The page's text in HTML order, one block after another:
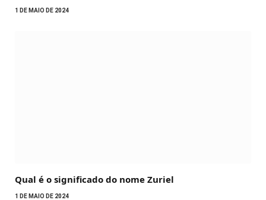
1 DE MAIO DE 2024
Qual é o significado do nome Zuriel
1 DE MAIO DE 2024